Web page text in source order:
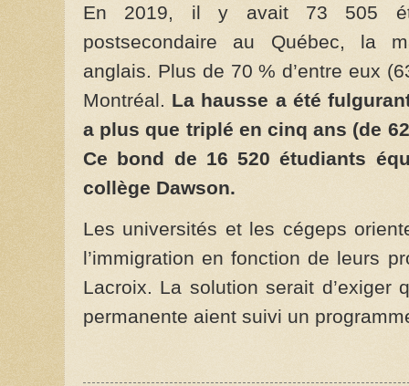
En 2019, il y avait 73 505
postsecondaire au Québec, la
anglais. Plus de 70 % d’entre eux
Montréal. La hausse a été
a plus que triplé en cinq ans (de
Ce bond de 16 520 étudiants
collège Dawson.
Les universités et les cégeps
l’immigration en fonction de leurs
Lacroix. La solution serait d’exiger
permanente aient suivi un